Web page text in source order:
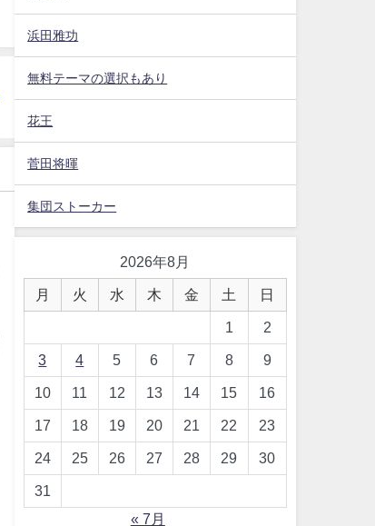
浜田雅功
無料テーマの選択もあり
花王
菅田将暉
集団ストーカー
2026年8月
月 火 水 木 金 土 日
1 2
3 4 5 6 7 8 9
10 11 12 13 14 15 16
17 18 19 20 21 22 23
24 25 26 27 28 29 30
31
« 7月